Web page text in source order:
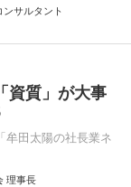
サルタント
資質」が大事
牟田太陽の社長業ネ
理事長